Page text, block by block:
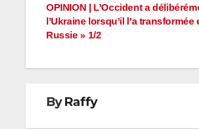
Navigation
de
OPINION | L’Occident a
l’Ukraine lorsqu’il l’a transformée
Russie » 1/2
ByRaffy